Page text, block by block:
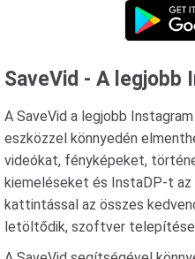
SaveVid - A legjobb
A SaveVid a legjobb
eszközzel könnyedén
videókat, fényképeket,
kiemeléseket és InstaDP-t az
kattintással az összes
letöltődik, szoftver telepítése